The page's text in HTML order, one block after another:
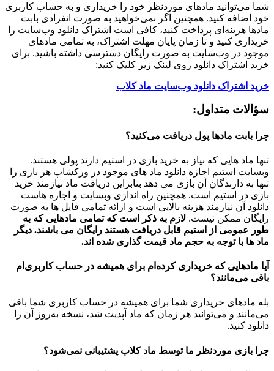
شما می‌توانید مادهای موردنظر خود را خریداری و به حساب کاربری
خود اضافه کنید. همچنین اگر نمی‌خواهید به صورت انفرادی بابت
مادها هزینه‌ای پرداخت کنید، کافی است اشتراک دانلود وب‌سایت را
خریداری کنید و تا زمان پایان مهلت اشتراک، به تمامی مادهای
موجود در وب‌سایت به صورت رایگان دسترسی داشته باشید. برای
خرید اشتراک دانلود روی لینک زیر کلیک کنید:
خرید اشتراک دانلود وب‌سایت ماد کلاب
سؤالات متداول:
چرا بابت مادها پول دریافت می‌کنید؟
تنها ماد هایی که نیاز به خرید بازی در استیم دارند پولی هستند.
وبسایت استیم اجازه دانلود ماد های موجود در ورکشاپ هر بازی را
تنها به دارندگان آن بازی می دهد بنابراین دریافت ماد نیازمند خرید
بازی در استیم است. همچنین راه اندازی وبسایت و اجاره هاست
دانلود آن نیازمند هزینه بالایی است و ارائه تمامی فایل ها به صورت
رایگان ممکن نیست. لازم به ذکر است که تمامی مادهایی که به
طور عمومی از استیم قابل دریافت هستند رایگان می باشند. دیگر
ماد ها با توجه به حجم ماد قیمت گذاری شده اند.
آیا مادهایی که خریداری کرده‌ام برای همیشه در حساب‌ کاربری‌ام
باقی می‌مانند؟
بله مادهای خریداری شما برای همیشه در حساب کاربری شما باقی
می‌مانند و می‌توانید هر زمان که ماد آپدیت شد، نسخه به‌روز آن را
دانلود کنید.
چرا بازی موردنظر ما توسط ماد کلاب پشتیبانی نمی‌شود؟